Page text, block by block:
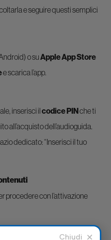
e seguire questi semplici
o suApple App Store
e scarica l’app.
inserisci ilcodice PINche ti
all’acquisto dell’audioguida.
dedicato: “Inserisci il tuo
procedere con l’attivazione